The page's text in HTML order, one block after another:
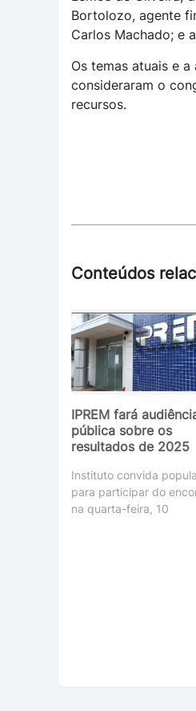
Bortolozo, agente
Carlos Machado; e
Os temas atuais e
consideraram o
recursos.
Conteúdos
IPREM fará
pública sobre os
resultados de 2025
Instituto convida
para participar do
na quarta-feira, 10